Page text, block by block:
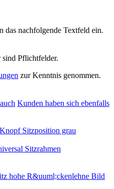
das nachfolgende Textfeld ein.
Pflichtfelder.
zur Kenntnis genommen.
Kunden haben sich ebenfalls
Knopf Sitzposition grau
Sitzrahmen